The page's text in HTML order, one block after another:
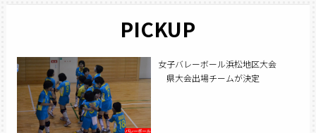
PICKUP
女子バレーボール浜松地区大会
県大会出場チームが決定